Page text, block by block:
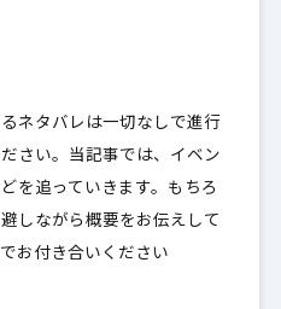
ネタバレは一切なしで進行
さい。当記事では、イベン
を追っていきます。もちろ
しながら 概要をお伝えして
お付き合いください